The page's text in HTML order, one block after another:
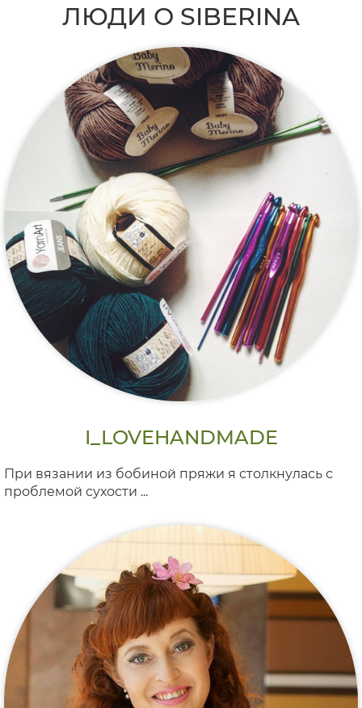
ЛЮДИ О SIBERINA
I_LOVEHANDMADE
При вязании из бобиной пряжи я столкнулась с
проблемой сухости ...